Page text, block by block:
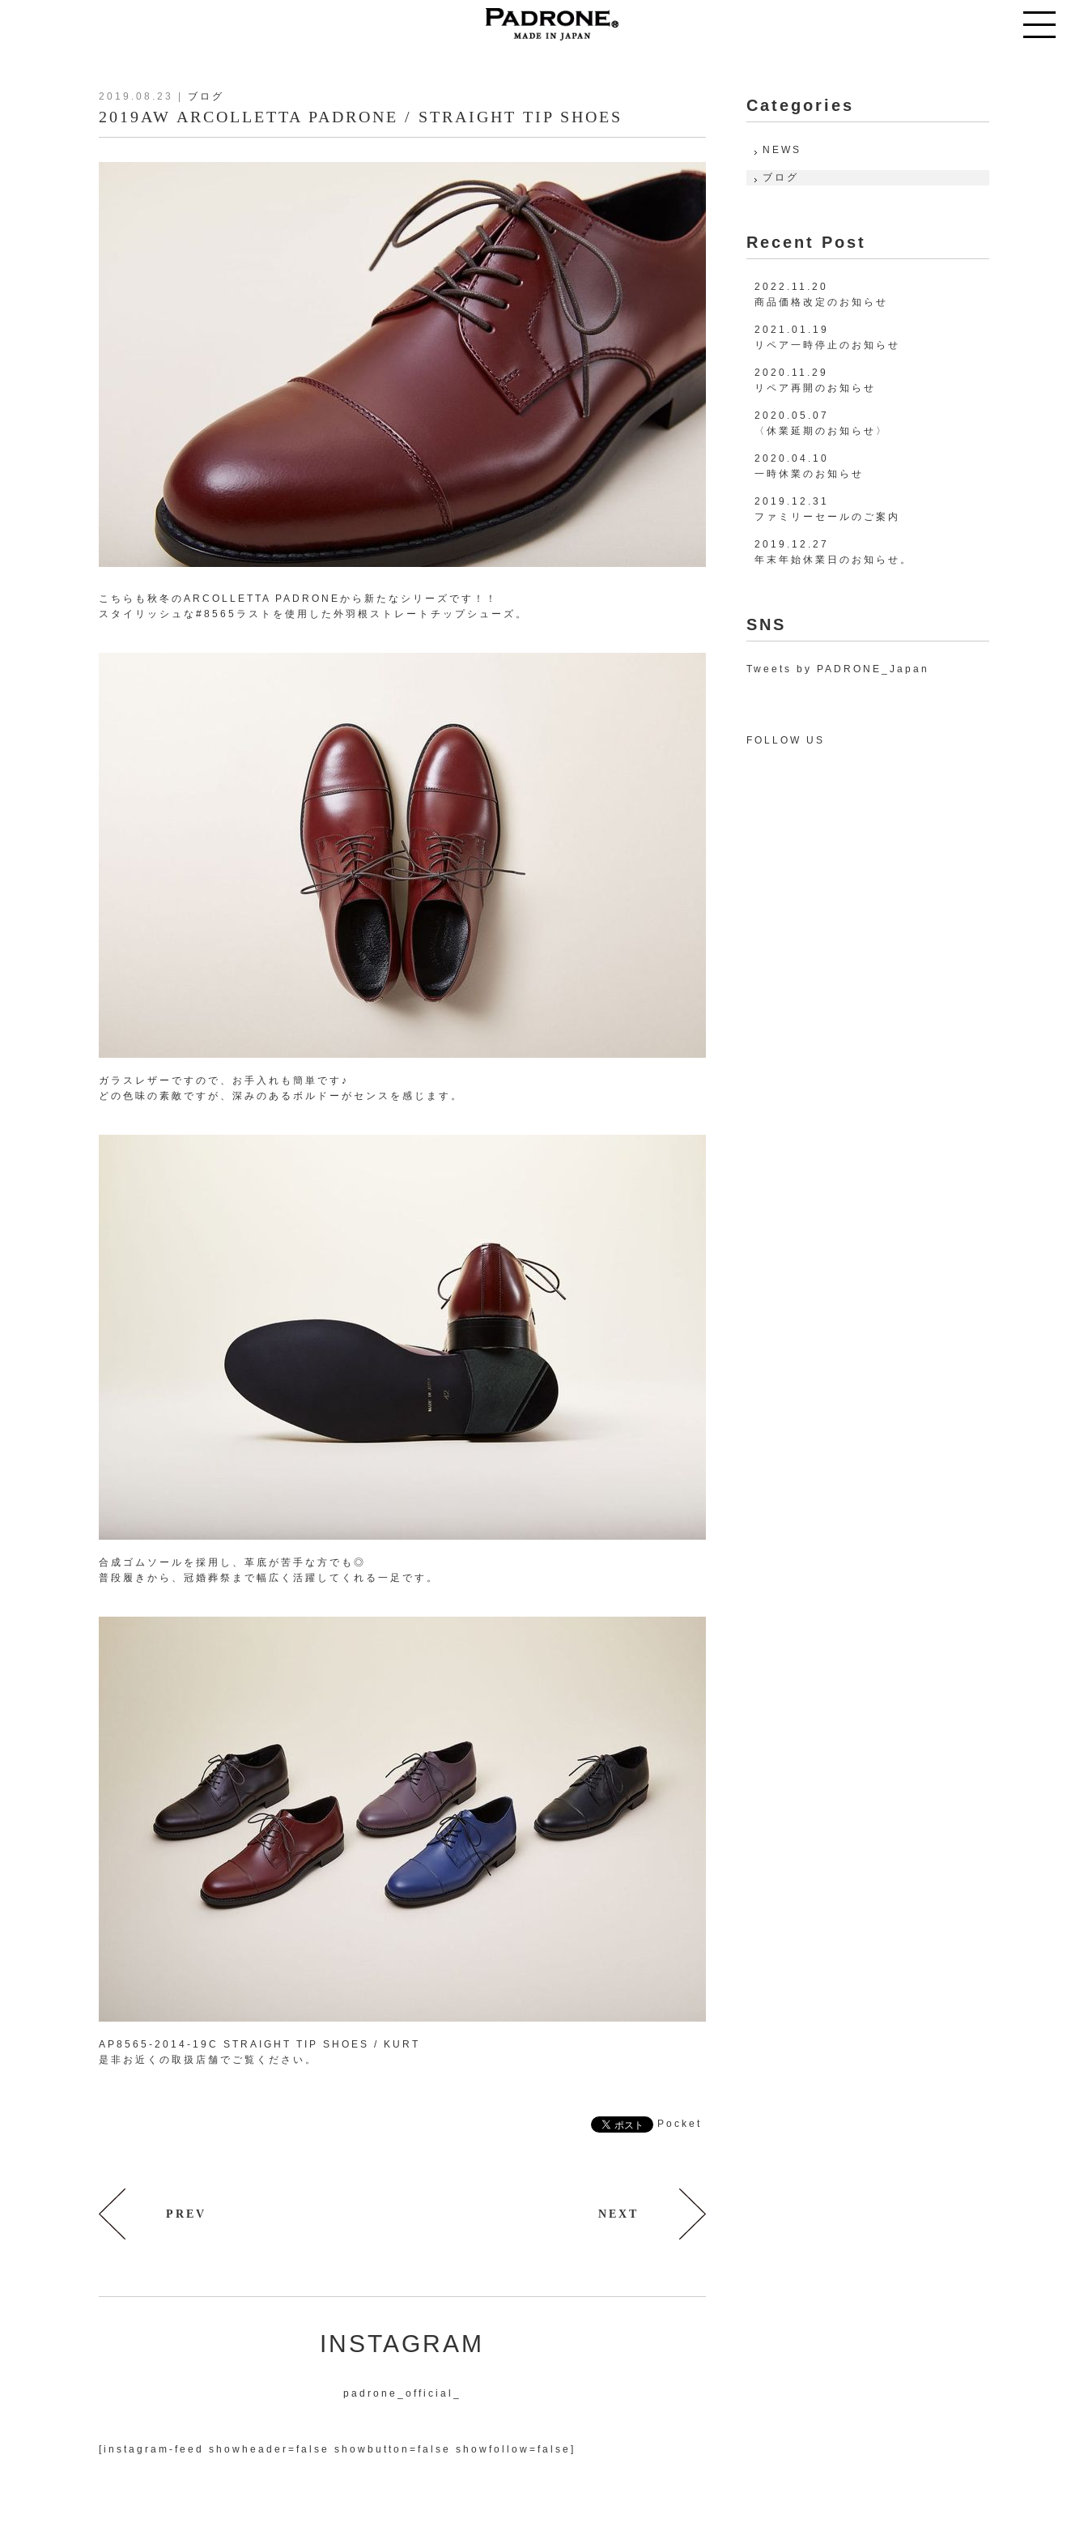
toggle
navigation
2019.08.23 ブログ
2019AW ARCOLLETTA PADRONE / STRAIGHT TIP SHOES
こちらも秋冬のARCOLLETTA PADRONEから新たなシリーズです！！
スタイリッシュな#8565ラストを使用した外羽根ストレートチップシューズ。
ガラスレザーですので、お手入れも簡単です♪
どの色味の素敵ですが、深みのあるボルドーがセンスを感じます。
合成ゴムソールを採用し、革底が苦手な方でも◎
普段履きから、冠婚葬祭まで幅広く活躍してくれる一足です。
AP8565-2014-19C STRAIGHT TIP SHOES / KURT
是非お近くの取扱店舗でご覧ください。
Pocket
PREV NEXT
INSTAGRAM
padrone_official_
[instagram-feed showheader=false showbutton=false showfollow=false]
Categories
NEWS
ブログ
Recent Post
2022.11.20
商品価格改定のお知らせ
2021.01.19
リペア一時停止のお知らせ
2020.11.29
リペア再開のお知らせ
2020.05.07
〈休業延期のお知らせ〉
2020.04.10
一時休業のお知らせ
2019.12.31
ファミリーセールのご案内
2019.12.27
年末年始休業日のお知らせ。
SNS
Tweets by PADRONE_Japan
FOLLOW US